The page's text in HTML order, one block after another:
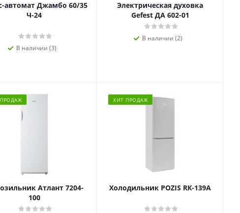
автомат Джамбо 60/35
Ч-24
В наличии (3)
Электрическая духовка
Gefest ДА 602-01
В наличии (2)
Атлант 7204-
100
ХИТ ПРОДАЖ
Холодильник POZIS RК-139А